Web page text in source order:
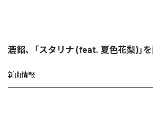
漉餡、「スタリナ (feat. 夏色花梨)」
新曲情報